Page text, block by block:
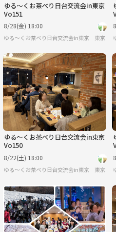
ゆる〜くお茶べり日台交流会in東京
Vo151
8/28(金) 18:00
ゆる〜くお茶べり日台交流会in東京 東京
ゆる〜くお茶べり日台交流会in東京
Vo150
8/22(土) 18:00
ゆる〜くお茶べり日台交流会in東京 東京